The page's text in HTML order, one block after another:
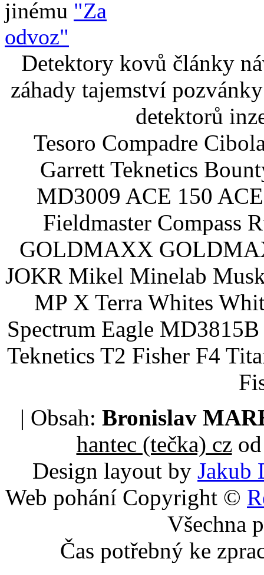
jinému "Za
odvoz"
Detektory kovů články
záhady tajemství
detektorů
Tesoro Compadre
Garrett Teknetics
MD3009 ACE 150
Fieldmaster Compass
GOLDMAXX
JOKR Mikel Minelab
MP X Terra Whites
Spectrum Eagle
Teknetics T2 Fisher F4
| Obsah: Bronislav
hantec (tečka) czod
Design layout by Jakub
Web pohání Copyright ©
Všechna
Čas potřebný ke